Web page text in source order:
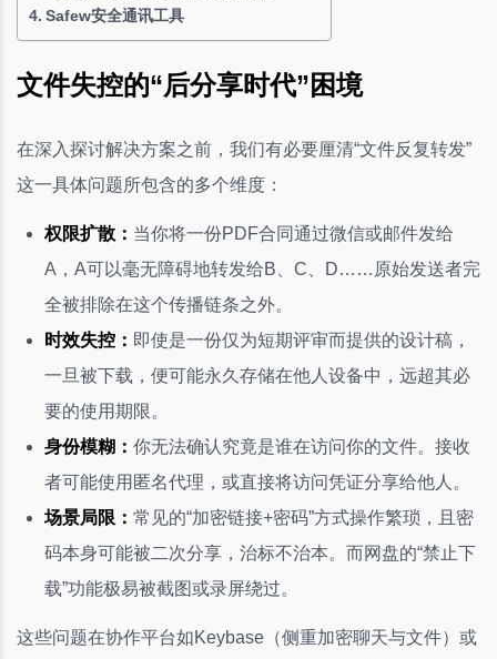
Safew安全通讯工具
文件失控的“后分享时代”困境
在深入探讨解决方案之前，我们有必要厘清“文件反复转发”
这一具体问题所包含的多个维度：
权限扩散： 当你将一份PDF合同通过微信或邮件发给
A，A可以毫无障碍地转发给B、C、D……原始发送者完
全被排除在这个传播链条之外。
时效失控： 即使是一份仅为短期评审而提供的设计稿，
一旦被下载，便可能永久存储在他人设备中，远超其必
要的使用期限。
身份模糊： 你无法确认究竟是谁在访问你的文件。接收
者可能使用匿名代理，或直接将访问凭证分享给他人。
场景局限： 常见的“加密链接+密码”方式操作繁琐，且密
码本身可能被二次分享，治标不治本。而网盘的“禁止下
载”功能极易被截图或录屏绕过。
这些问题在协作平台如Keybase（侧重加密聊天与文件）或